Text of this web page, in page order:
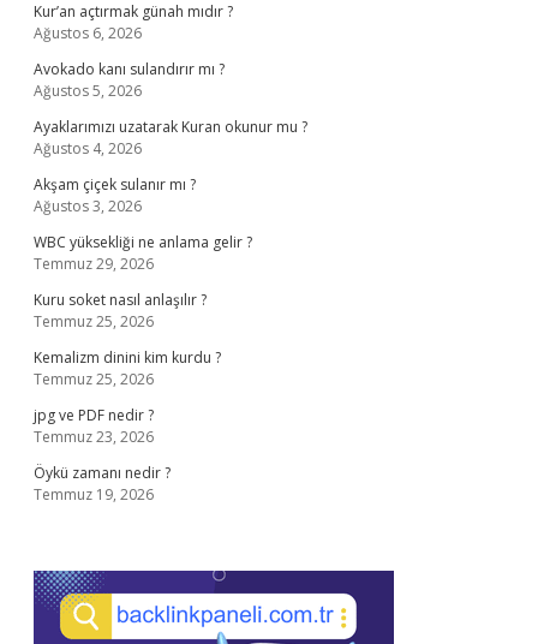
Kur’an açtırmak günah mıdır ?
Ağustos 6, 2026
Avokado kanı sulandırır mı ?
Ağustos 5, 2026
Ayaklarımızı uzatarak Kuran okunur mu ?
Ağustos 4, 2026
Akşam çiçek sulanır mı ?
Ağustos 3, 2026
WBC yüksekliği ne anlama gelir ?
Temmuz 29, 2026
Kuru soket nasıl anlaşılır ?
Temmuz 25, 2026
Kemalizm dinini kim kurdu ?
Temmuz 25, 2026
jpg ve PDF nedir ?
Temmuz 23, 2026
Öykü zamanı nedir ?
Temmuz 19, 2026